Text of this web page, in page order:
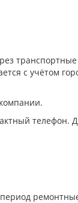
с учётом
телефон.